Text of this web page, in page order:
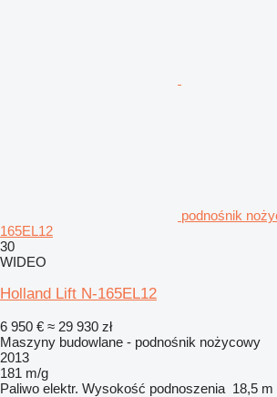
podnośnik
165EL12
30
WIDEO
Holland Lift N-165EL12
6 950 € ≈ 29 930 zł
Maszyny budowlane - podnośnik nożycowy
2013
181 m/g
Paliwo elektr. Wysokość podnoszenia 18,5 m